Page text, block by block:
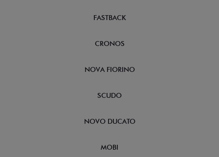
FASTBACK
CRONOS
NOVA FIORINO
SCUDO
NOVO DUCATO
MOBI